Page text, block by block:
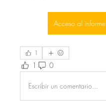
Acceso al informe
1
1 0
Escribir un comentario...